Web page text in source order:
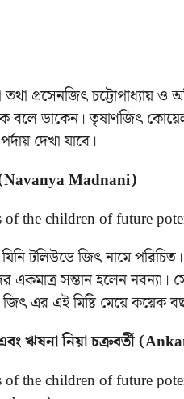
তথা প্রসেনজিৎ চট্টোপাধ্যায় ও
ডাকেন। তৃষাণজিৎ
দেখা যাবে।
(Navanya Madnani)
যিনি টলিউডে জিৎ নামে
একমাত্র সন্তান হলেন
এর এই মিষ্টি মেয়ে কয়েক
এবং ঋষনা নিয়া চক্রবর্তী